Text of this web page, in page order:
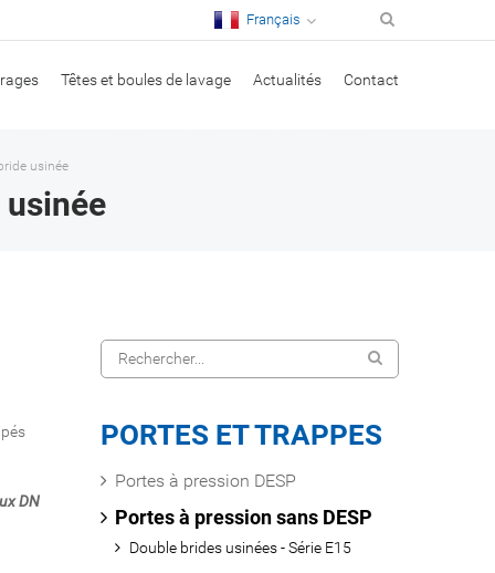
Français
Têtes et boules de lavage Actualités Contact
usinée
usinée
DN
PORTES ET TRAPPES
Portes à pression DESP
Portes à pression sans DESP
Double brides usinées - Série E15